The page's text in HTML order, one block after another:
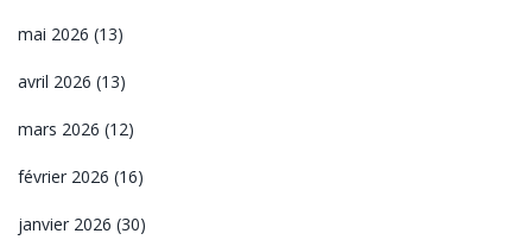
mai 2026 (13)
avril 2026 (13)
mars 2026 (12)
février 2026 (16)
janvier 2026 (30)